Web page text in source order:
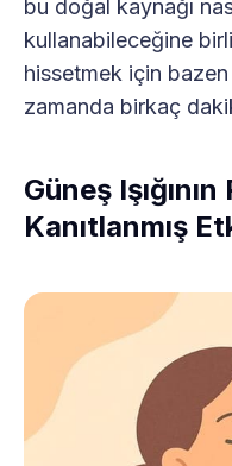
bu doğal kaynağı
kullanabileceğine
hissetmek için
zamanda birkaç
Güneş
Kanıtlanmış